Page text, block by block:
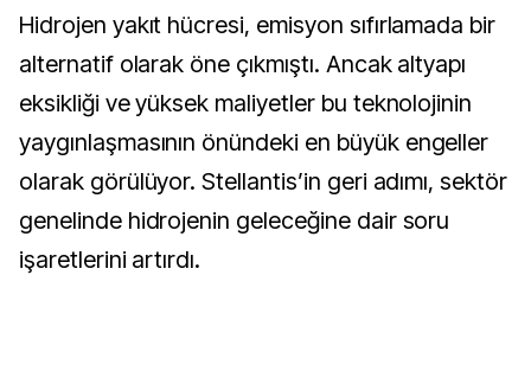
Hidrojen yakıt hücresi, emisyon sıfırlamada bir
alternatif olarak öne çıkmıştı. Ancak altyapı
eksikliği ve yüksek maliyetler bu teknolojinin
yaygınlaşmasının önündeki en büyük engeller
olarak görülüyor. Stellantis’in geri adımı, sektör
genelinde hidrojenin geleceğine dair soru
işaretlerini artırdı.